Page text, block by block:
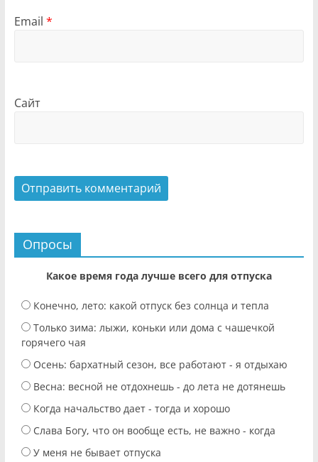
Email *
Сайт
Опросы
Какое время года лучше всего для отпуска
Конечно, лето: какой отпуск без солнца и тепла
Только зима: лыжи, коньки или дома с чашечкой
горячего чая
Осень: бархатный сезон, все работают - я отдыхаю
Весна: весной не отдохнешь - до лета не дотянешь
Когда начальство дает - тогда и хорошо
Слава Богу, что он вообще есть, не важно - когда
У меня не бывает отпуска